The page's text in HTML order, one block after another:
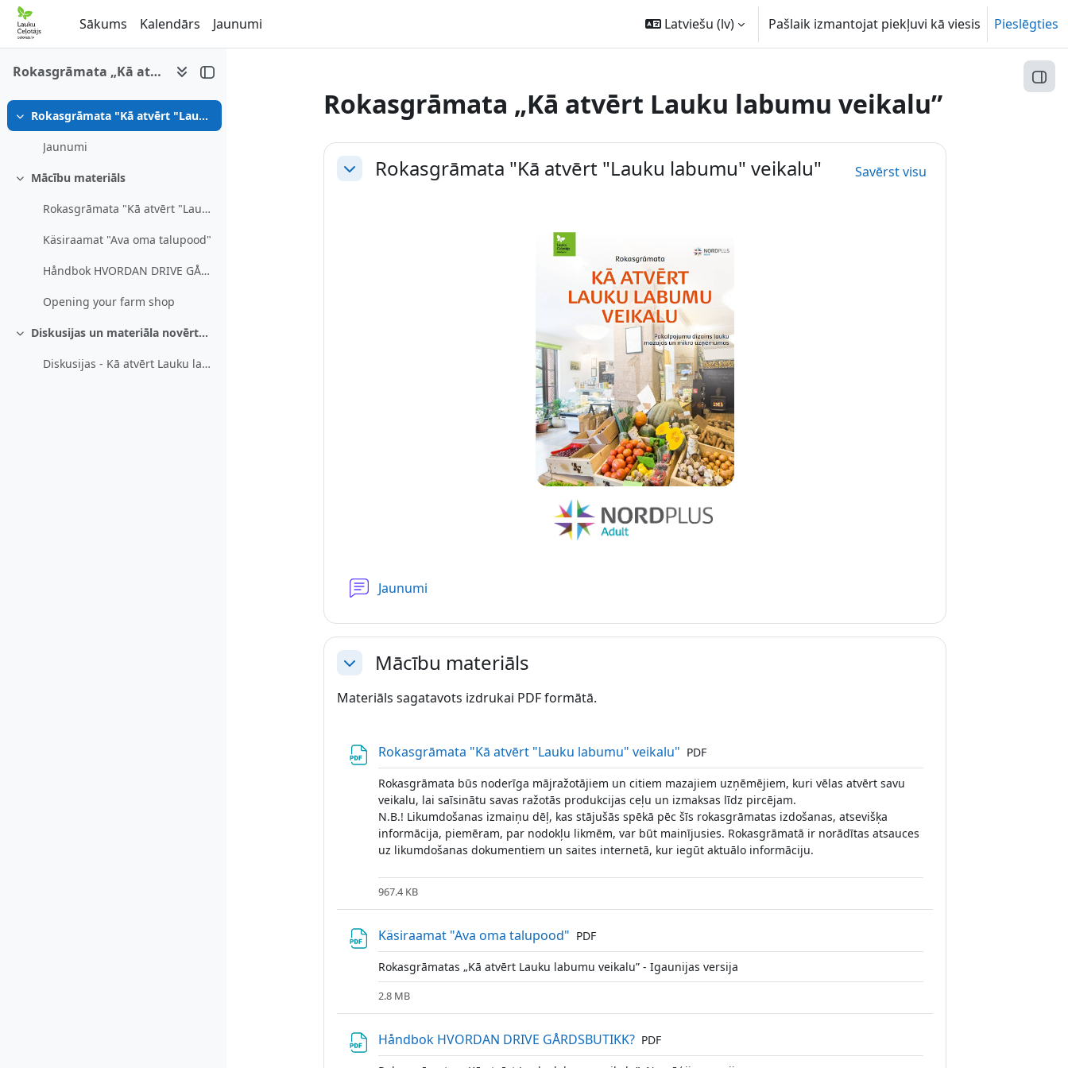
Atvērt galveno saturu
Sākums
Kalendārs Jaunumi Latviešu ‎(lv)‎ Pašlaik izmantojat piekļuvi kā viesis Pieslēgties
Rokasgrāmata „Kā atvērt Lauku labumu veikalu”
Savērst Rokasgrāmata "Kā atvērt "Lauku labumu" veikalu"
Jaunumi
Savērst
Mācību materiāls
Rokasgrāmata "Kā atvērt "Lauku labumu" veikalu"
Käsiraamat "Ava oma talupood"
Håndbok HVORDAN DRIVE GÅRDSBUTIKK?
Opening your farm shop
Savērst Diskusijas un materiāla novērtējums.
Diskusijas - Kā atvērt Lauku labumu veikalu
Rokasgrāmata „Kā atvērt Lauku labumu veikalu”
Section outline
SavērstRokasgrāmata "Kā atvērt "Lauku labumu" veikalu" Savērst visu
Jaunumi
SavērstMācību materiāls
Materiāls sagatavots izdrukai PDF formātā.
Rokasgrāmata "Kā atvērt "Lauku labumu" veikalu" Fails
PDF
Rokasgrāmata būs noderīga mājražotājiem un citiem mazajiem uzņēmējiem, kuri vēlas atvērt savu
veikalu, lai saīsinātu savas ražotās produkcijas ceļu un izmaksas līdz pircējam.
N.B.! Likumdošanas izmaiņu dēļ, kas stājušās spēkā pēc šīs rokasgrāmatas izdošanas, atsevišķa
informācija, piemēram, par nodokļu likmēm, var būt mainījusies. Rokasgrāmatā ir norādītas atsauces
uz likumdošanas dokumentiem un saites internetā, kur iegūt aktuālo informāciju.
967.4 KB
Käsiraamat "Ava oma talupood" Fails
PDF
Rokasgrāmatas „Kā atvērt Lauku labumu veikalu” - Igaunijas versija
2.8 MB
Håndbok HVORDAN DRIVE GÅRDSBUTIKK? Fails
PDF